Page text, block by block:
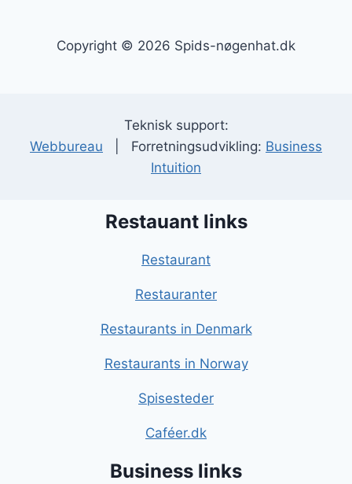
Copyright © 2026 Spids-nøgenhat.dk
Teknisk support:
Webbureau | Forretningsudvikling: Business
Intuition
Restauant links
Restaurant
Restauranter
Restaurants in Denmark
Restaurants in Norway
Spisesteder
Caféer.dk
Business links